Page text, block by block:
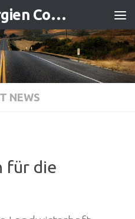
erneuerbare Energien Contracting
NEWS
für die